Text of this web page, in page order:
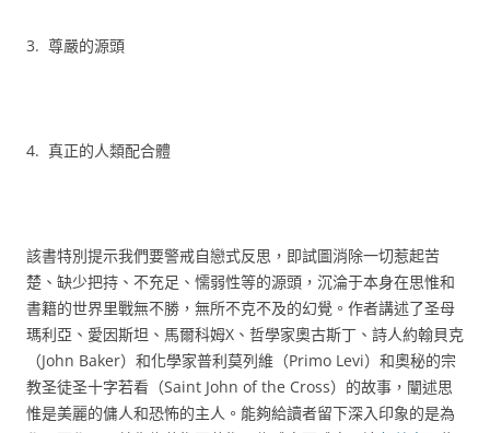
3. 尊嚴的源頭
4. 真正的人類配合體
該書特別提示我們要警戒自戀式反思，即試圖消除一切惹起苦
楚、缺少把持、不充足、懦弱性等的源頭，沉淪于本身在思惟和
書籍的世界里戰無不勝，無所不克不及的幻覺。作者講述了圣母
瑪利亞、愛因斯坦、馬爾科姆X、哲學家奧古斯丁、詩人約翰貝克
（John Baker）和化學家普利莫列維（Primo Levi）和奧秘的宗
教圣徒圣十字若看（Saint John of the Cross）的故事，闡述思
惟是美麗的傭人和恐怖的主人。能夠給讀者留下深入印象的是為